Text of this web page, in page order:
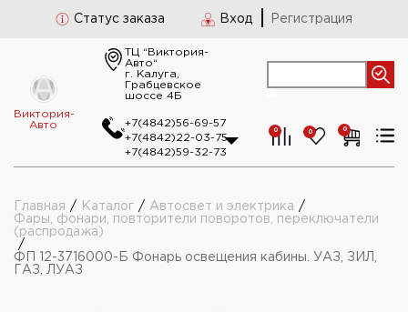
Статус заказа Вход Регистрация
Виктория-
Авто
ТЦ “Виктория-
Авто“
г. Калуга,
Грабцевское
шоссе 4Б
+7(4842)56-69-57
+7(4842)22-03-75
+7(4842)59-32-73
0 0 0
Главная / Каталог / Автосвет и электрика /
Фары, фонари, повторители поворотов, переключатели
(распродажа)
/
ФП 12-3716000-Б Фонарь освещения кабины. УАЗ, ЗИЛ,
ГАЗ, ЛУАЗ